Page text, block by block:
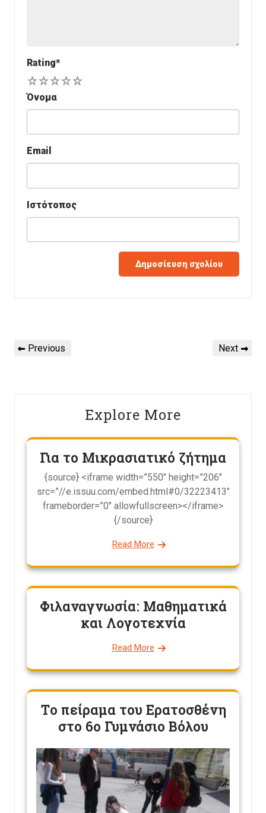
Rating*
5
4
3
2
Όνομα
Email
Ιστότοπος
Πλοήγηση
άρθρων
Previous
Previous
Next
Next
Explore More
Για το Μικρασιατικό ζήτημα
{source} <iframe width=”550″ height=”206″
src=”//e.issuu.com/embed.html#0/32223413″
frameborder=”0″ allowfullscreen></iframe>
{/source}
Read More
Φιλαναγνωσία: Μαθηματικά
και Λογοτεχνία
Read More
Το πείραμα του Ερατοσθένη
στο 6ο Γυμνάσιο Βόλου